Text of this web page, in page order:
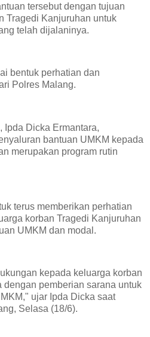
tersebut dengan tujuan
Tragedi Kanjuruhan untuk
telah dijalaninya.
bentuk perhatian dan
Polres Malang.
Ipda Dicka Ermantara,
bantuan UMKM kepada
merupakan program rutin
terus memberikan perhatian
korban Tragedi Kanjuruhan
UMKM dan modal.
kepada keluarga korban
dengan pemberian sarana untuk
ujar Ipda Dicka saat
Selasa (18/6).